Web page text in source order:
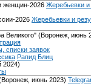
женщин-2026 Жеребьевки и
2026 Жеребьевки и
Великого" (Воронеж, июнь
списки заявок
Рапид Блиц
2024)
июнь 2023)